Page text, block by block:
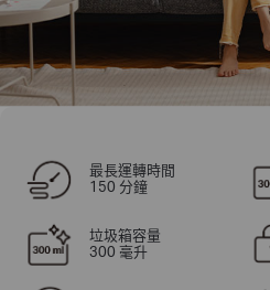
最長運轉時間
150 分鐘
垃圾箱容量
300 毫升